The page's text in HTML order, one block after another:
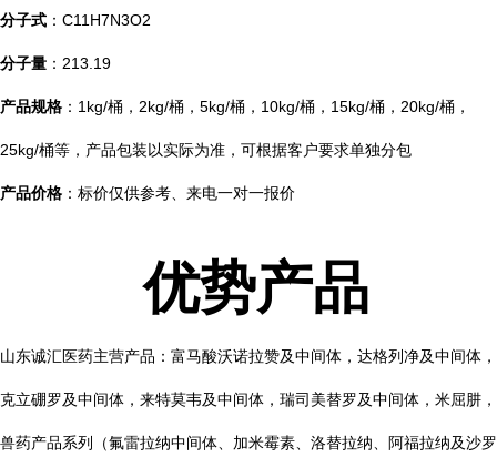
分子式 ：C11H7N3O2
分子量 ：213.19
产品规格 ：1kg/桶，2kg/桶，5kg/桶，10kg/桶，15kg/桶，20kg/桶，
25kg/桶等，产品包装以实际为准，可根据客户要求单独分包
产品价格 ：标价仅供参考、来电一对一报价
优势产品
山东诚汇医药主营产品：富马酸沃诺拉赞及中间体，达格列净及中间体，
克立硼罗及中间体，来特莫韦及中间体，瑞司美替罗及中间体，米屈肼，
兽药产品系列（氟雷拉纳中间体、加米霉素、洛替拉纳、阿福拉纳及沙罗